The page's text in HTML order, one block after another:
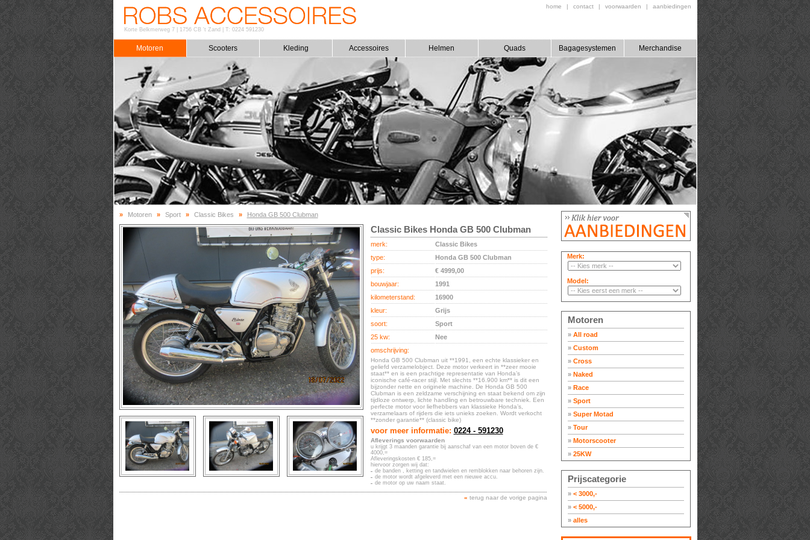
Korte Belkmerweg 7| 1756 CB 't Zand T: 0224 591230
home | contact | voorwaarden | aanbiedingen
Motoren Scooters Kleding Accessoires Helmen Quads Bagagesystemen Merchandise
Merk:
Model:
Motoren
» All road
» Custom
» Cross
» Naked
» Race
» Sport
» Super Motad
» Tour
» Motorscooter
» 25KW
Prijscategorie
» < 3000,-
» < 5000,-
» alles
» Motoren » Sport » Classic Bikes » Honda GB 500 Clubman
Classic Bikes Honda GB 500 Clubman
merk:
Classic Bikes
type:
Honda GB 500 Clubman
prijs:
€ 4999,00
bouwjaar:
1991
kilometerstand:
16900
kleur:
Grijs
soort:
Sport
25 kw:
Nee
omschrijving:
Honda GB 500 Clubman uit **1991, een echte klassieker en
geliefd verzamelobject. Deze motor verkeert in **zeer mooie
staat** en is een prachtige representatie van Honda’s
iconische café-racer stijl. Met slechts **16.900 km** is dit een
bijzonder nette en originele machine. De Honda GB 500
Clubman is een zeldzame verschijning en staat bekend om zijn
tijdloze ontwerp, lichte handling en betrouwbare techniek. Een
perfecte motor voor liefhebbers van klassieke Honda’s,
verzamelaars of rijders die iets unieks zoeken. Wordt verkocht
**zonder garantie** (classic bike)
voor meer informatie: 0224 - 591230
Afleverings voorwaarden
u krijgt 3 maanden garantie bij aanschaf van een motor boven de €
4000,=
Afleveringskosten € 185,=
hiervoor zorgen wij dat:
de banden , ketting en tandwielen en remblokken naar behoren zijn.
de motor wordt afgeleverd met een nieuwe accu.
de motor op uw naam staat.
« terug naar de vorige pagina